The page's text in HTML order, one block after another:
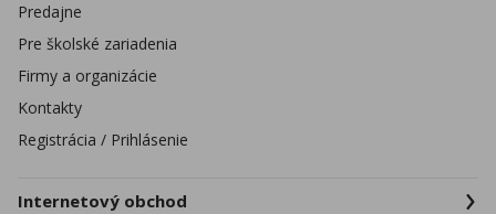
Predajne
Pre školské zariadenia
Firmy a organizácie
Kontakty
Registrácia / Prihlásenie
Internetový obchod